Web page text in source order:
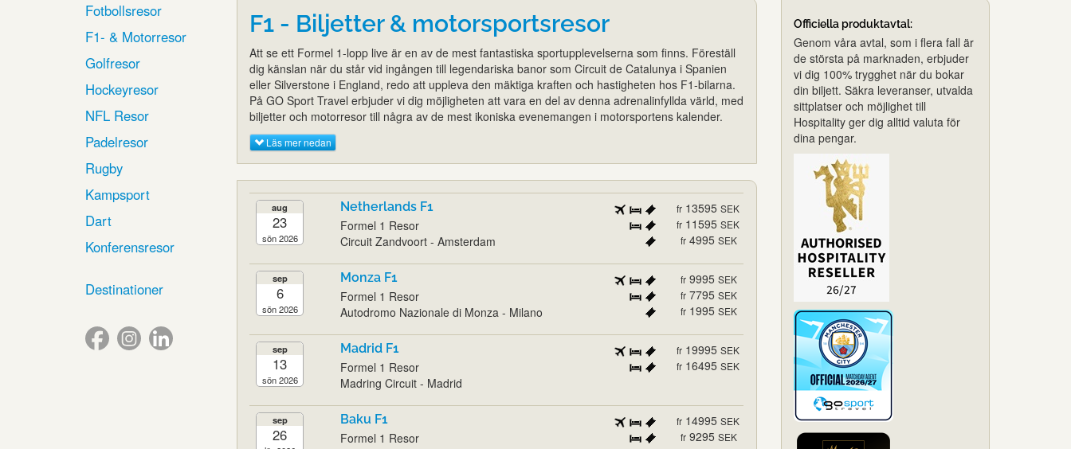
Fotbollsresor
F1- & Motorresor
Golfresor
Hockeyresor
NFL Resor
Padelresor
Rugby
Kampsport
Dart
Konferensresor
Destinationer
F1 - Biljetter & motorsportsresor
Att se ett Formel 1-lopp live är en av de mest fantastiska sportupplevelserna som finns. Föreställ
dig känslan när du står vid ingången till legendariska banor som Circuit de Catalunya i Spanien
eller Silverstone i England, redo att uppleva den mäktiga kraften och hastigheten hos F1-bilarna.
På GO Sport Travel erbjuder vi dig möjligheten att vara en del av denna adrenalinfyllda värld, med
biljetter och motorresor till några av de mest ikoniska evenemangen i motorsportens kalender.
Läs mer nedan
aug
23
sön 2026
Netherlands F1
Formel 1 Resor
Circuit Zandvoort - Amsterdam
fr 13595 SEK
fr 11595 SEK
fr 4995 SEK
sep
6
sön 2026
Monza F1
Formel 1 Resor
Autodromo Nazionale di Monza - Milano
fr 9995 SEK
fr 7795 SEK
fr 1995 SEK
sep
13
sön 2026
Madrid F1
Formel 1 Resor
Madring Circuit - Madrid
fr 19995 SEK
fr 16495 SEK
sep
26
Baku F1
Formel 1 Resor
fr 14995 SEK
fr 9295 SEK
Officiella produktavtal:
Genom våra avtal, som i flera fall är
de största på marknaden, erbjuder
vi dig 100% trygghet när du bokar
din biljett. Säkra leveranser, utvalda
sittplatser och möjlighet till
Hospitality ger dig alltid valuta för
dina pengar.